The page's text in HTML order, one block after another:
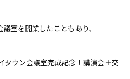
室を開業したこともあり、
タウン会議室完成記念！講演会＋交